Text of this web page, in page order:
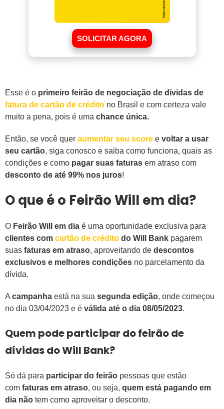
SOLICITAR AGORA
Esse é o primeiro feirão de negociação de dívidas de
fatura de cartão de crédito no Brasil e com certeza vale
muito a pena, pois é uma chance única.
Então, se você quer aumentar seu score e voltar a usar
seu cartão, siga conosco e saiba como funciona, quais as
condições e como pagar suas faturas em atraso com
desconto de até 99% nos juros!
O que é o Feirão Will em dia?
O Feirão Will em dia é uma oportunidade exclusiva para
clientes com cartão de crédito do Will Bank pagarem
suas faturas em atraso, aproveitando de descontos
exclusivos e melhores condições no parcelamento da
dívida.
A campanha está na sua segunda edição, onde começou
no dia 03/04/2023 e é válida até o dia 08/05/2023.
Quem pode participar do feirão de
dívidas do Will Bank?
Só dá para participar do feirão pessoas que estão
com faturas em atraso, ou seja, quem está pagando em
dia não tem como aproveitar o desconto.